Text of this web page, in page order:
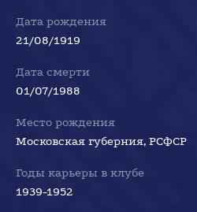
Дата рождения
21/08/1919
Дата смерти
01/07/1988
Место рождения
Московская губерния, РСФСР
Годы карьеры в клубе
1939-1952